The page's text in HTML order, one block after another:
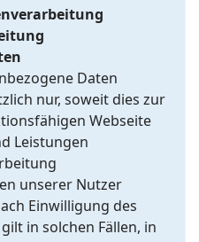
Daten
nur, soweit dies zur
Webseite
Leistungen
unserer Nutzer
Einwilligung des
in solchen Fällen, in